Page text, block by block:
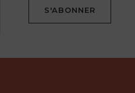
S'ABONNER